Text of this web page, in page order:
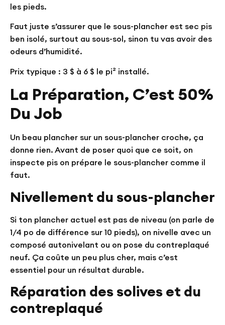
les pieds.
Faut juste s’assurer que le sous-plancher est sec pis
ben isolé, surtout au sous-sol, sinon tu vas avoir des
odeurs d’humidité.
Prix typique : 3 $ à 6 $ le pi² installé.
La Préparation, C’est 50%
Du Job
Un beau plancher sur un sous-plancher croche, ça
donne rien. Avant de poser quoi que ce soit, on
inspecte pis on prépare le sous-plancher comme il
faut.
Nivellement du sous-plancher
Si ton plancher actuel est pas de niveau (on parle de
1/4 po de différence sur 10 pieds), on nivelle avec un
composé autonivelant ou on pose du contreplaqué
neuf. Ça coûte un peu plus cher, mais c’est
essentiel pour un résultat durable.
Réparation des solives et du
contreplaqué